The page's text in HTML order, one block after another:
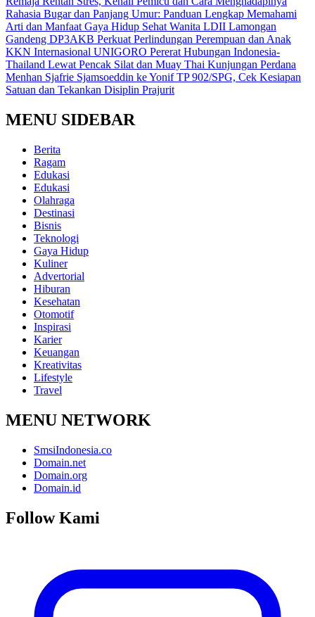
Rahasia Bugar dan Panjang Umur: Panduan Lengkap Memahami
Arti dan Manfaat Gaya Hidup Sehat Wanita LDII Lamongan
Gandeng DP3AKB Perkuat Perlindungan Perempuan dan Anak
KKN Internasional UNIGORO Pererat Hubungan Indonesia-
Thailand Lewat Pencak Silat dan Muay Thai Kunjungan Perdana
Menhan Sjafrie Sjamsoeddin ke Yonif TP 902/SPG, Cek Kesiapan
Satuan dan Tekankan Disiplin Prajurit
MENU SIDEBAR
Berita
Ragam
Edukasi
Edukasi
Olahraga
Destinasi
Bisnis
Teknologi
Gaya Hidup
Kuliner
Advertorial
Hiburan
Kesehatan
Otomotif
Inspirasi
Karier
Keuangan
Kreativitas
Lifestyle
Travel
MENU NETWORK
SmsiIndonesia.co
Domain.net
Domain.org
Domain.id
Follow Kami